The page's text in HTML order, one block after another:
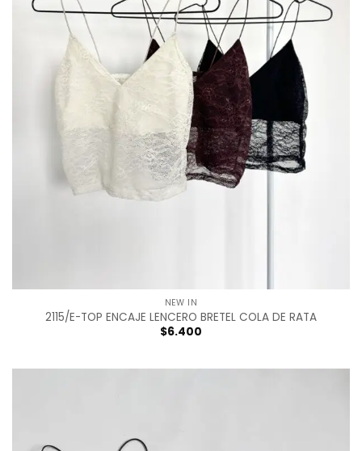
NEW IN
2115/E-TOP ENCAJE LENCERO BRETEL COLA DE RATA
$6.400